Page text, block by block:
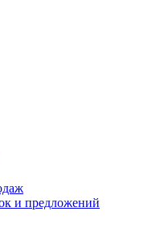
и предложений